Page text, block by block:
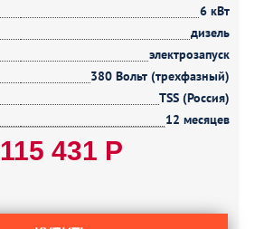
6 кВт
дизель
электрозапуск
380 Вольт (трехфазный)
TSS (Россия)
12 месяцев
115 431 Р